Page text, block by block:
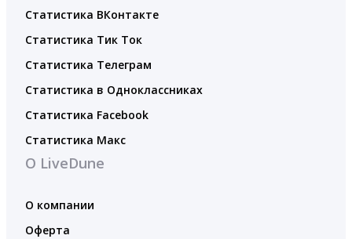
Статистика ВКонтакте
Статистика Тик Ток
Статистика Телеграм
Статистика в Одноклассниках
Статистика Facebook
Статистика Макс
О LiveDune
О компании
Оферта